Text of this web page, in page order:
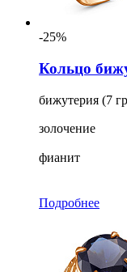
-25%
Кольцо
бижутерия (7
золочение
фианит
Подробнее